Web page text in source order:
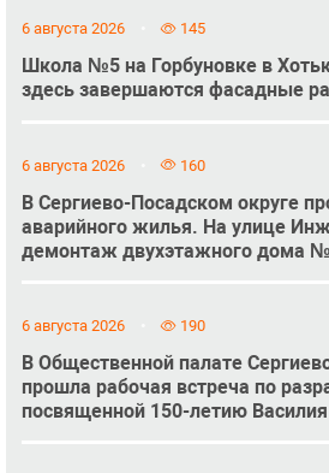
6 августа 2026 145
Школа №5 на Горбуновке в
здесь завершаются фасадные
6 августа 2026 160
В Сергиево-Посадском округе
аварийного жилья. На улице
демонтаж двухэтажного дома
6 августа 2026 190
В Общественной палате
прошла рабочая встреча по
посвященной 150-летию